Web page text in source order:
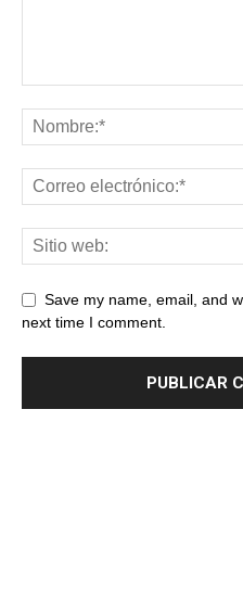
Save my name, email, and
next time I comment.